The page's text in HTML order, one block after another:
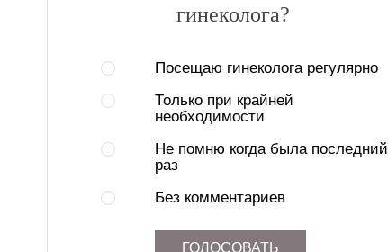
гинеколога?
Посещаю гинеколога регулярно
Только при крайней
необходимости
Не помню когда была последний
раз
Без комментариев
ГОЛОСОВАТЬ